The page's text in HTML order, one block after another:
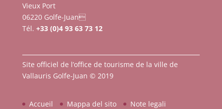
Vieux Port
06220 Golfe-Juan
Tél. +33 (0)4 93 63 73 12
Site officiel de l’office de tourisme de la ville de
Vallauris Golfe-Juan © 2019
Accueil Mappa del sito Note legali